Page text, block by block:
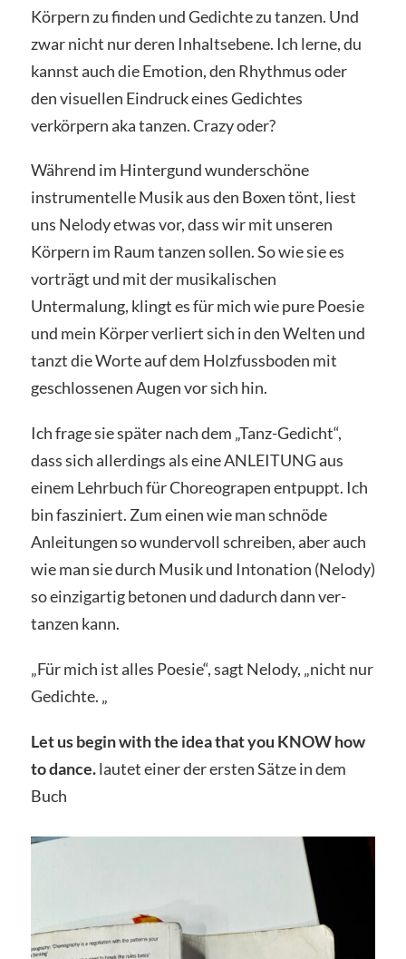
Körpern zu finden und Gedichte zu tanzen. Und
zwar nicht nur deren Inhaltsebene. Ich lerne, du
kannst auch die Emotion, den Rhythmus oder
den visuellen Eindruck eines Gedichtes
verkörpern aka tanzen. Crazy oder?
Während im Hintergund wunderschöne
instrumentelle Musik aus den Boxen tönt, liest
uns Nelody etwas vor, dass wir mit unseren
Körpern im Raum tanzen sollen. So wie sie es
vorträgt und mit der musikalischen
Untermalung, klingt es für mich wie pure Poesie
und mein Körper verliert sich in den Welten und
tanzt die Worte auf dem Holzfussboden mit
geschlossenen Augen vor sich hin.
Ich frage sie später nach dem „Tanz-Gedicht“,
dass sich allerdings als eine ANLEITUNG aus
einem Lehrbuch für Choreograpen entpuppt. Ich
bin fasziniert. Zum einen wie man schnöde
Anleitungen so wundervoll schreiben, aber auch
wie man sie durch Musik und Intonation (Nelody)
so einzigartig betonen und dadurch dann ver-
tanzen kann.
„Für mich ist alles Poesie“, sagt Nelody, „nicht nur
Gedichte. „
Let us begin with the idea that you KNOW how
to dance.lautet einer der ersten Sätze in dem
Buch